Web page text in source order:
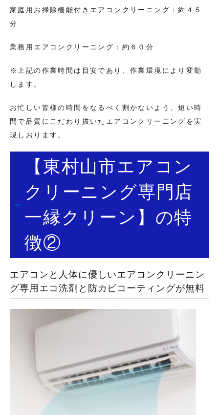
家庭用お掃除機能付きエアコンクリーニング：約４５
分
業務用エアコンクリーニング：約６０分
※上記の作業時間は目安であり、作業環境により変動
します。
お忙しい皆様の時間をなるべく割かないよう、短い時
間で品質にこだわり抜いたエアコンクリーニングを実
現しおります。
【東村山市エアコン
クリーニング専門店
一縁クリーン】の特
徴②
エアコンと人体に優しいエアコンクリーニン
グ専用エコ洗剤と防カビコーティングが無料